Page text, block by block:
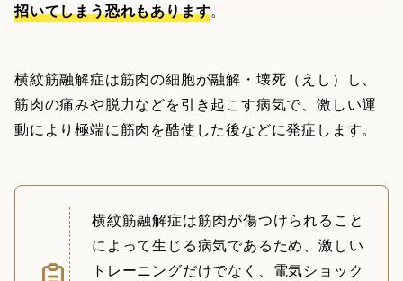
招いてしまう恐れもあります。
横紋筋融解症は筋肉の細胞が融解・壊死（えし）し、
筋肉の痛みや脱力などを引き起こす病気で、激しい運
動により極端に筋肉を酷使した後などに発症します。
横紋筋融解症は筋肉が傷つけられること
によって生じる病気であるため、激しい
トレーニングだけでなく、電気ショック